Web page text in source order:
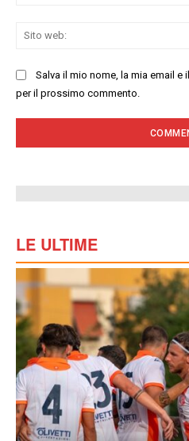
Salva il mio nome, la mia email
per il prossimo commento.
LE ULTIME